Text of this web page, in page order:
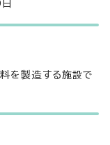
を製造する施設で